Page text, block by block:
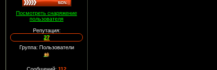
Посмотреть снаряжение
пользователя
Репутация:
27
Группа: Пользователи